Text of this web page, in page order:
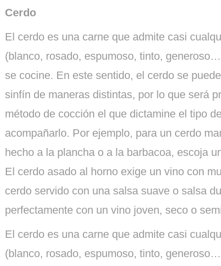
Cerdo
El cerdo es una carne que admite casi
(blanco, rosado, espumoso, tinto,
se cocine. En este sentido, el cerdo se
sinfín de maneras distintas, por lo que será
método de cocción el que dictamine el tipo
acompañarlo. Por ejemplo, para un cerdo
hecho a la plancha o a la barbacoa, escoja
El cerdo asado al horno exige un vino con
cerdo servido con una salsa suave o salsa
perfectamente con un vino joven, seco o
El cerdo es una carne que admite casi
(blanco, rosado, espumoso, tinto,